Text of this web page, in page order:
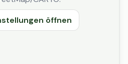
öffnen